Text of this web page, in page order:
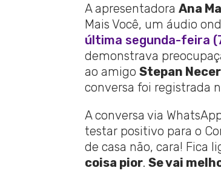
A apresentadora Ana
Mais Você, um áudio
última segunda-feira
demonstrava
ao amigo Stepan
conversa foi registrada
A conversa via
testar positivo para o
de casa não, cara! Fica
coisa pior. Se vai